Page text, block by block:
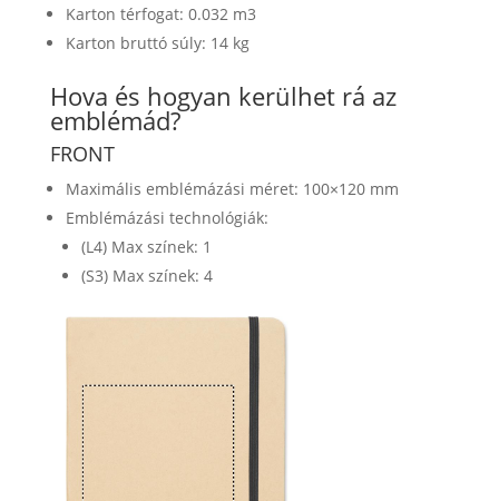
Karton térfogat: 0.032 m3
Karton bruttó súly: 14 kg
Hova és hogyan kerülhet rá az
emblémád?
FRONT
Maximális emblémázási méret: 100×120 mm
Emblémázási technológiák:
(L4) Max színek: 1
(S3) Max színek: 4